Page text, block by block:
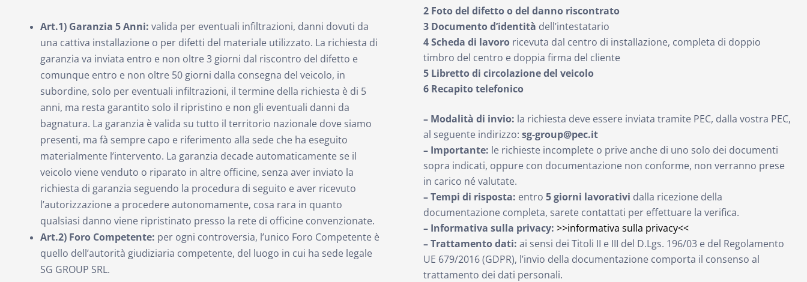
Art.1) Garanzia 5 Anni: valida per eventuali infiltrazioni, danni dovuti da
una cattiva installazione o per difetti del materiale utilizzato. La richiesta di
garanzia va inviata entro e non oltre 3 giorni dal riscontro del difetto e
comunque entro e non oltre 50 giorni dalla consegna del veicolo, in
subordine, solo per eventuali infiltrazioni, il termine della richiesta è di 5
anni, ma resta garantito solo il ripristino e non gli eventuali danni da
bagnatura. La garanzia è valida su tutto il territorio nazionale dove siamo
presenti, ma fà sempre capo e riferimento alla sede che ha eseguito
materialmente l’intervento. La garanzia decade automaticamente se il
veicolo viene venduto o riparato in altre officine, senza aver inviato la
richiesta di garanzia seguendo la procedura di seguito e aver ricevuto
l’autorizzazione a procedere autonomamente, cosa rara in quanto
qualsiasi danno viene ripristinato presso la rete di officine convenzionate.
Art.2) Foro Competente: per ogni controversia, l’unico Foro Competente è
quello dell’autorità giudiziaria competente, del luogo in cui ha sede legale
SG GROUP SRL.
2 Foto del difetto o del danno riscontrato
3 Documento d’identità dell’intestatario
4 Scheda di lavororicevuta dal centro di installazione, completa di doppio
timbro del centro e doppia firma del cliente
5 Libretto di circolazione del veicolo
6 Recapito telefonico
– Modalità di invio: la richiesta deve essere inviata tramite PEC, dalla vostra PEC,
al seguente indirizzo: sg-group@pec.it
– Importante: le richieste incomplete o prive anche di uno solo dei documenti
sopra indicati, oppure con documentazione non conforme, non verranno prese
in carico né valutate.
– Tempi di risposta: entro 5 giorni lavorativi dalla ricezione della
documentazione completa, sarete contattati per effettuare la verifica.
– Informativa sulla privacy: >>informativa sulla privacy<<
– Trattamento dati: ai sensi dei Titoli II e III del D.Lgs. 196/03 e del Regolamento
UE 679/2016 (GDPR), l’invio della documentazione comporta il consenso al
trattamento dei dati personali.